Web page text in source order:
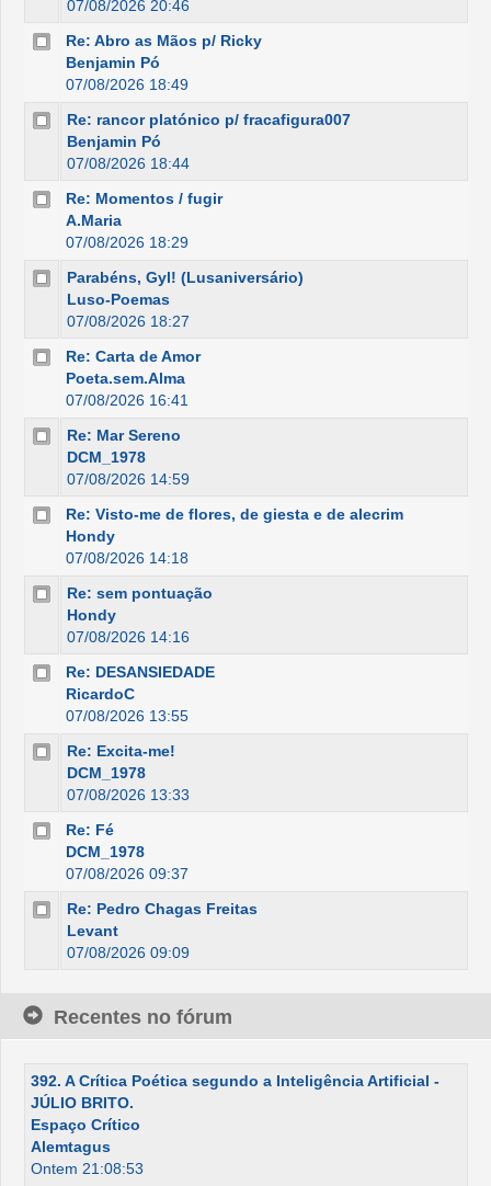
07/08/2026 20:46
Re: Abro as Mãos p/ Ricky
Benjamin Pó
07/08/2026 18:49
Re: rancor platónico p/ fracafigura007
Benjamin Pó
07/08/2026 18:44
Re: Momentos / fugir
A.Maria
07/08/2026 18:29
Parabéns, Gyl! (Lusaniversário)
Luso-Poemas
07/08/2026 18:27
Re: Carta de Amor
Poeta.sem.Alma
07/08/2026 16:41
Re: Mar Sereno
DCM_1978
07/08/2026 14:59
Re: Visto-me de flores, de giesta e de alecrim
Hondy
07/08/2026 14:18
Re: sem pontuação
Hondy
07/08/2026 14:16
Re: DESANSIEDADE
RicardoC
07/08/2026 13:55
Re: Excita-me!
DCM_1978
07/08/2026 13:33
Re: Fé
DCM_1978
07/08/2026 09:37
Re: Pedro Chagas Freitas
Levant
07/08/2026 09:09
Recentes no fórum
392. A Crítica Poética segundo a Inteligência Artificial -
JÚLIO BRITO.
Espaço Crítico
Alemtagus
Ontem 21:08:53